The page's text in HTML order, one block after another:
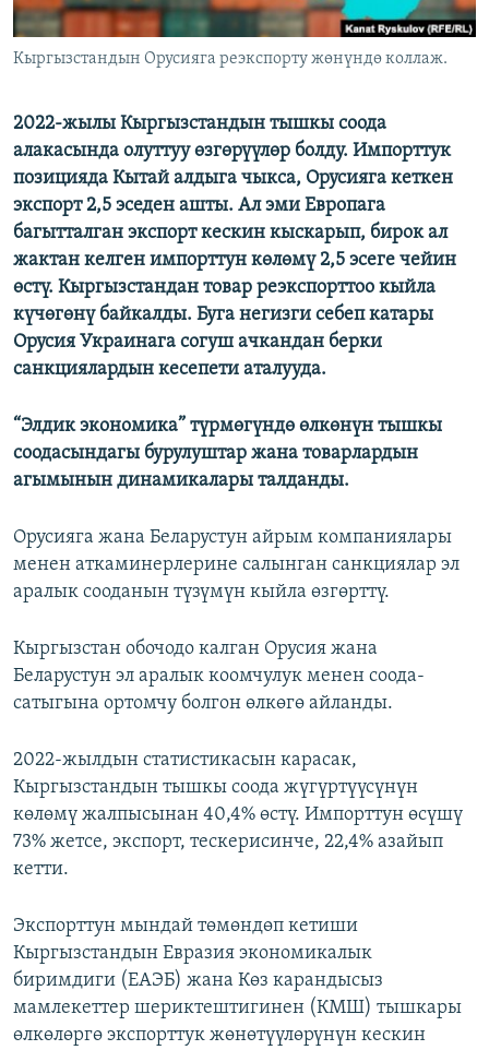
Кыргызстандын Орусияга реэкспорту жөнүндө коллаж.
2022-жылы Кыргызстандын тышкы соода
алакасында олуттуу өзгөрүүлөр болду. Импорттук
позицияда Кытай алдыга чыкса, Орусияга кеткен
экспорт 2,5 эседен ашты. Ал эми Европага
багытталган экспорт кескин кыскарып, бирок ал
жактан келген импорттун көлөмү 2,5 эсеге чейин
өстү. Кыргызстандан товар реэкспорттоо кыйла
күчөгөнү байкалды. Буга негизги себеп катары
Орусия Украинага согуш ачкандан берки
санкциялардын кесепети аталууда.
“Элдик экономика” түрмөгүндө өлкөнүн тышкы
соодасындагы бурулуштар жана товарлардын
агымынын динамикалары талданды.
Орусияга жана Беларустун айрым компаниялары
менен аткаминерлерине салынган санкциялар эл
аралык сооданын түзүмүн кыйла өзгөрттү.
Кыргызстан обочодо калган Орусия жана
Беларустун эл аралык коомчулук менен соода-
сатыгына ортомчу болгон өлкөгө айланды.
2022-жылдын статистикасын карасак,
Кыргызстандын тышкы соода жүгүртүүсүнүн
көлөмү жалпысынан 40,4% өстү. Импорттун өсүшү
73% жетсе, экспорт, тескерисинче, 22,4% азайып
кетти.
Экспорттун мындай төмөндөп кетиши
Кыргызстандын Евразия экономикалык
биримдиги (ЕАЭБ) жана Көз карандысыз
мамлекеттер шериктештигинен (КМШ) тышкары
өлкөлөргө экспорттук жөнөтүүлөрүнүн кескин